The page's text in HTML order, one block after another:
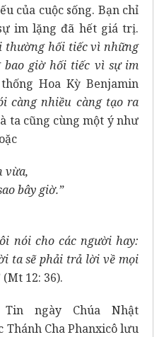
của cuộc sống. Bạn chỉ
im lặng đã hết giá trị.
thường hối tiếc vì những
giờ hối tiếc vì sự im
Hoa Kỳ Benjamin
càng nhiều càng tạo ra
ta cũng cùng một ý như
vừa,
bây giờ.”
nói cho các người hay:
ta sẽ phải trả lời về mọi
(Mt 12: 36).
ngày Chúa Nhật
Thánh Cha Phanxicô lưu